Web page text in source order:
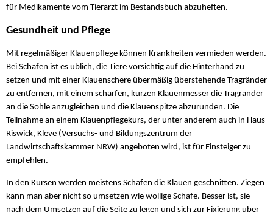
für Medikamente vom Tierarzt im Bestandsbuch abzuheften.
Gesundheit und Pflege
Mit regelmäßiger Klauenpflege können Krankheiten vermieden werden.
Bei Schafen ist es üblich, die Tiere vorsichtig auf die Hinterhand zu
setzen und mit einer Klauenschere übermäßig überstehende Tragränder
zu entfernen, mit einem scharfen, kurzen Klauenmesser die Tragränder
an die Sohle anzugleichen und die Klauenspitze abzurunden. Die
Teilnahme an einem Klauenpflegekurs, der unter anderem auch in Haus
Riswick, Kleve (Versuchs- und Bildungszentrum der
Landwirtschaftskammer NRW) angeboten wird, ist für Einsteiger zu
empfehlen.
In den Kursen werden meistens Schafen die Klauen geschnitten. Ziegen
kann man aber nicht so umsetzen wie wollige Schafe. Besser ist, sie
nach dem Umsetzen auf die Seite zu legen und sich zur Fixierung über